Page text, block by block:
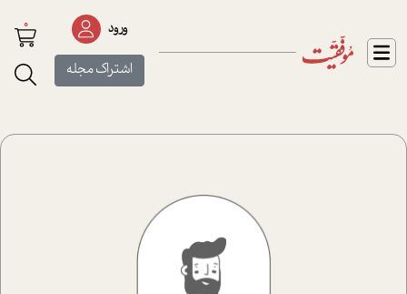
ورود
اشتراک مجله
0